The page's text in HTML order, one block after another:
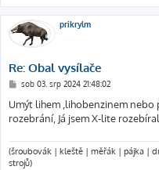
prikrylm
Re: Obal vysílače
P
í
s
p
v
e
sob 03. srp 2024 21:48:02
Umýt lihem ,lihobenzinem
rozebrání, Já jsem X-lite rozebíral.
(šroubovák | kleště | měřák | pájka |
strojů)